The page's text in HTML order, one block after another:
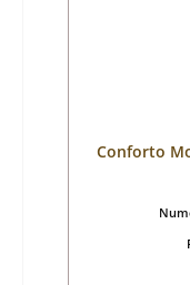
Conforto